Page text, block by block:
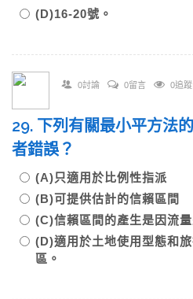
(D)16-20號。
0討論 0留言 0追蹤
29. 下列有關最小平方法
者錯誤？
(A)只適用於比例性指派
(B)可提供估計的信賴區間
(C)信賴區間的產生是因流
(D)適用於土地使用型態和
區。